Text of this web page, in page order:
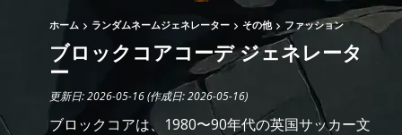
ホーム ランダムネームジェネレーター その他 ファッション
ブロックコアコーデ ジェネレータ
ー
更新日: 2026-05-16 (作成日: 2026-05-16)
ブロックコアは、1980〜90年代の英国サッカー文